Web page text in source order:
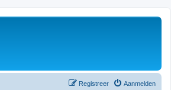
Aanmelden
Registreer